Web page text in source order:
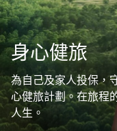
身心健旅
為自己及家人投保，
心健旅計劃。在旅程
人生。